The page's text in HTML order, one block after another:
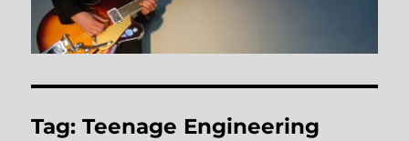
Tag:Teenage Engineering